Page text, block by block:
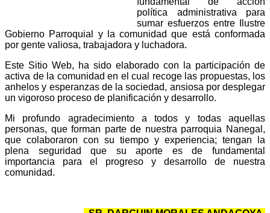
política administrativa para
sumar esfuerzos entre Ilustre
Gobierno Parroquial y la comunidad que está conformada
por gente valiosa, trabajadora y luchadora.
Este Sitio Web, ha sido elaborado con la participación de
activa de la comunidad en el cual recoge las propuestas, los
anhelos y esperanzas de la sociedad, ansiosa por desplegar
un vigoroso proceso de planificación y desarrollo.
Mi profundo agradecimiento a todos y todas aquellas
personas, que forman parte de nuestra parroquia Nanegal,
que colaboraron con su tiempo y experiencia; tengan la
plena seguridad que su aporte es de fundamental
importancia para el progreso y desarrollo de nuestra
comunidad.